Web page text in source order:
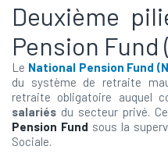
Deuxième
Pension Fund
Le National Pension Fund
du système de retraite
retraite obligatoire auquel
salariés du secteur privé.
Pension Fund sous la
Sociale.